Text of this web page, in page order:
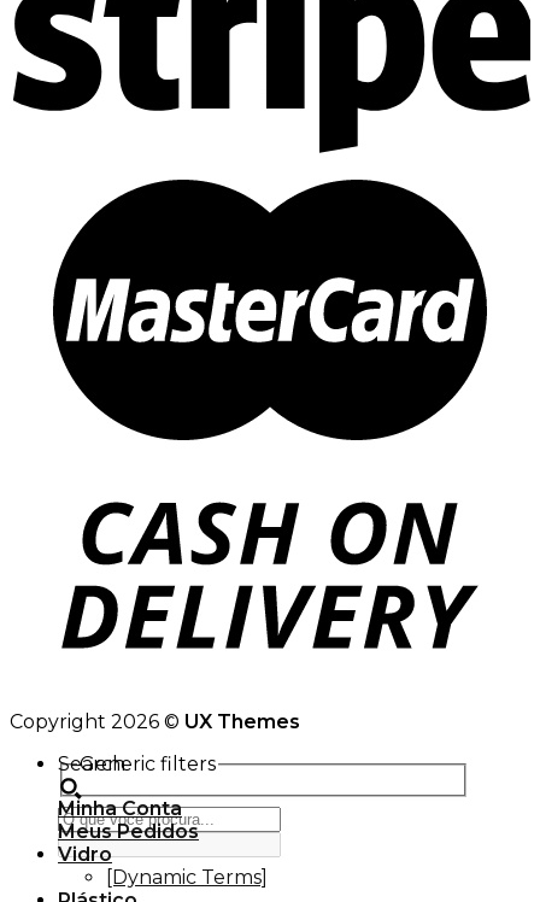
Copyright 2026 © UX Themes
Search
Generic filters
Minha Conta
Meus Pedidos
Vidro
[Dynamic Terms]